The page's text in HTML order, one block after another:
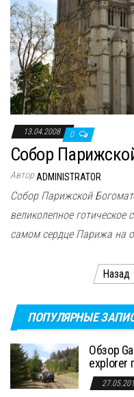
13.04.2008 0
Собор
АвторADMINISTRATOR
Собор Парижской
великолепное
самом сердце Парижа на
Пагинация Назад
ПОПУЛЯРНЫЕ
Обзор
explorer